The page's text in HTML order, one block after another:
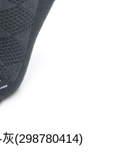
(298780414)